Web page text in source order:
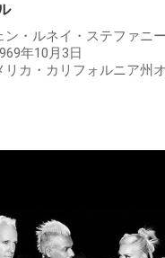
ン・ルネイ・ステファニー
年10月3日
リカ・カリフォルニア州